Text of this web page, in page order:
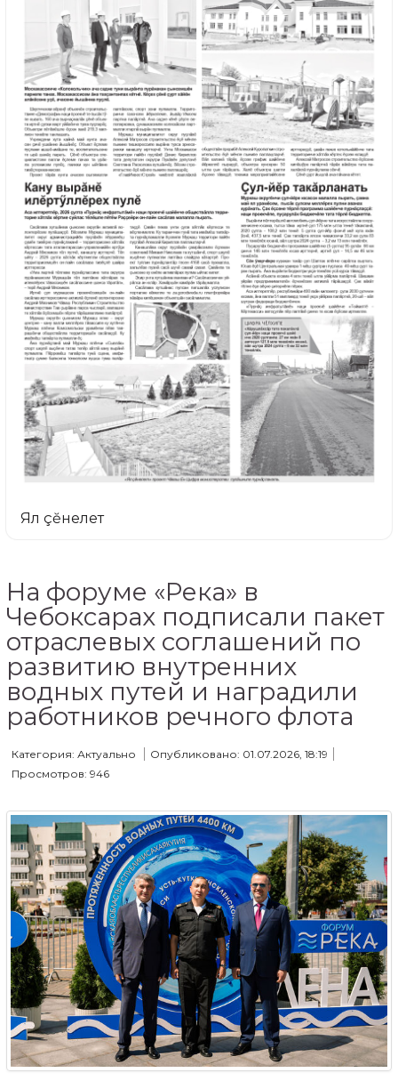
Ял çĕнелет
На форуме «Река» в
Чебоксарах подписали пакет
отраслевых соглашений по
развитию внутренних
водных путей и наградили
работников речного флота
Категория: Актуально
Опубликовано: 01.07.2026, 18:19
Просмотров: 946